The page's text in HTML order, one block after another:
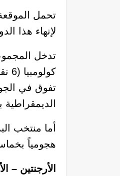
تحمل
لإنهاء هذا
تدخل
أما منتخب
هجومياً
الأرجنتين –